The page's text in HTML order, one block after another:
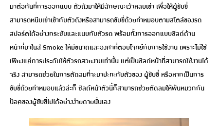
มาต่อกันที่การออกแบบ ตัวถังมาให้มีลักษณะเว้าหลบเข่า เพื่อให้ผู้ขับขี่
สามารถหนีบเข่าเข้ากับตัวถังหรือสามารถขับขี่ด้วยท่าหมอบตามสไตล์ของรถ
สปอร์ตได้อย่างกระชับและแนบกับตัวรถ พร้อมทั้งการออกแบบชิลด์ด้าน
หน้าที่มาในสี Smoke ให้มีขนาดและองศาที่ตอบโจทย์กับการใช้งาน เพราะไม่ใช่
เพียงแค่การประดับให้ตัวรถสวยงามเท่านั้น แต่เป็นชิลด์หน้าที่สามารถใช้งานได้
จริง สามารถช่วยในการตัดลมที่จะมาปะทะกับตัวของ ผู้ขับขี่ หรือหากเป็นการ
ขับขี่ด้วยท่าหมอบแล้วล่ะก็ ชิลด์หน้าตัวนี้ก็สามารถช่วยตัดลมให้พ้นหมวกกัน
น็อคของผู้ขับขี่ไปได้อย่างง่ายดายนั่นเอง